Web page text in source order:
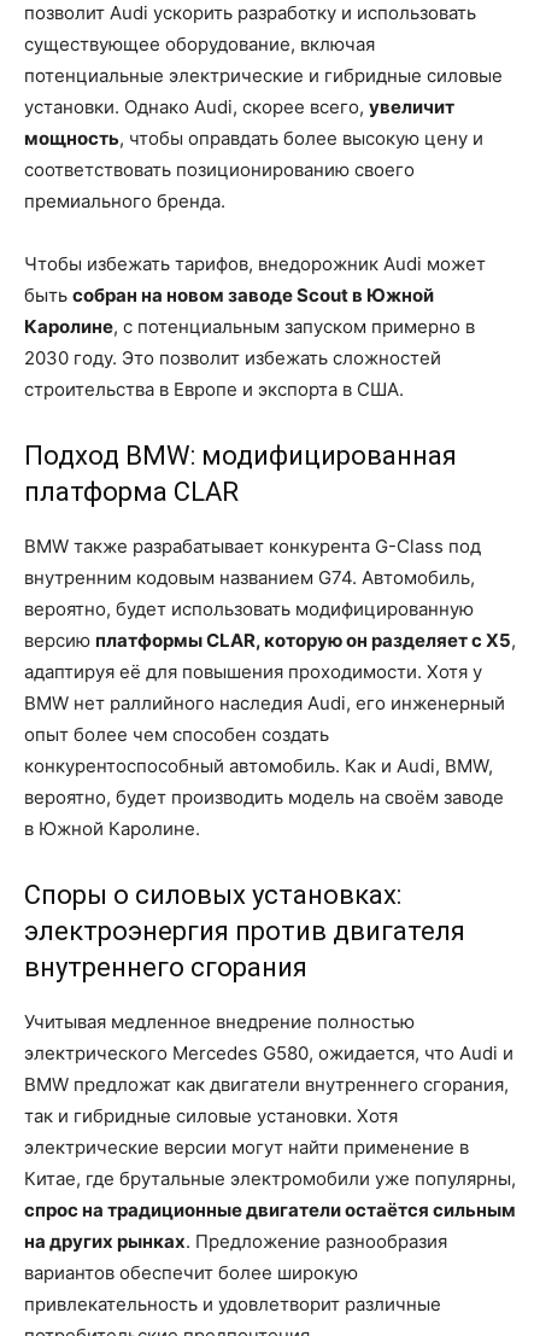
позволит Audi ускорить разработку и использовать
существующее оборудование, включая
потенциальные электрические и гибридные силовые
установки. Однако Audi, скорее всего, увеличит
мощность, чтобы оправдать более высокую цену и
соответствовать позиционированию своего
премиального бренда.
Чтобы избежать тарифов, внедорожник Audi может
быть собран на новом заводе Scout в Южной
Каролине, с потенциальным запуском примерно в
2030 году. Это позволит избежать сложностей
строительства в Европе и экспорта в США.
Подход BMW: модифицированная
платформа CLAR
BMW также разрабатывает конкурента G-Class под
внутренним кодовым названием G74. Автомобиль,
вероятно, будет использовать модифицированную
версию платформы CLAR, которую он разделяет с X5,
адаптируя её для повышения проходимости. Хотя у
BMW нет раллийного наследия Audi, его инженерный
опыт более чем способен создать
конкурентоспособный автомобиль. Как и Audi, BMW,
вероятно, будет производить модель на своём заводе
в Южной Каролине.
Споры о силовых установках:
электроэнергия против двигателя
внутреннего сгорания
Учитывая медленное внедрение полностью
электрического Mercedes G580, ожидается, что Audi и
BMW предложат как двигатели внутреннего сгорания,
так и гибридные силовые установки. Хотя
электрические версии могут найти применение в
Китае, где брутальные электромобили уже популярны,
спрос на традиционные двигатели остаётся сильным
на других рынках. Предложение разнообразия
вариантов обеспечит более широкую
привлекательность и удовлетворит различные